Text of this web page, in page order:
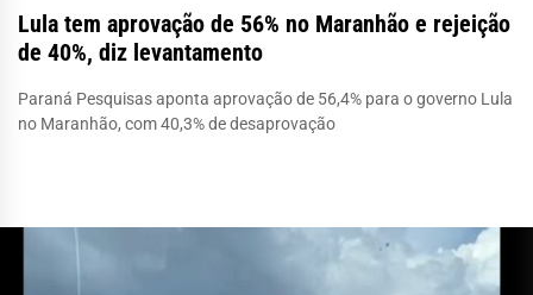
Lula tem aprovação de 56% no Maranhão e rejeição
de 40%, diz levantamento
Paraná Pesquisas aponta aprovação de 56,4% para o governo Lula
no Maranhão, com 40,3% de desaprovação